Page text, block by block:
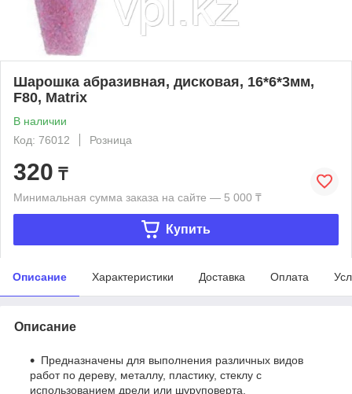
Шарошка абразивная, дисковая, 16*6*3мм,
F80, Matrix
В наличии
Код: 76012
Розница
320 ₸
Минимальная сумма заказа на сайте — 5 000 ₸
Купить
Описание Характеристики Доставка Оплата
Описание
Предназначены для выполнения различных видов
работ по дереву, металлу, пластику, стеклу с
использованием дрели или шуруповерта.